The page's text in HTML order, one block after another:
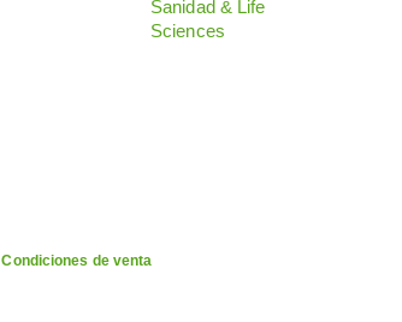
Sanidad & Life
Sciences
Condiciones de venta